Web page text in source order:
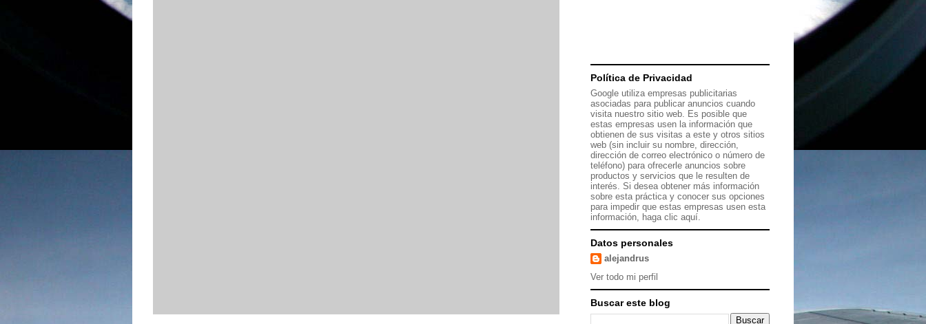
Política de Privacidad
Google utiliza empresas publicitarias
asociadas para publicar anuncios cuando
visita nuestro sitio web. Es posible que
estas empresas usen la información que
obtienen de sus visitas a este y otros sitios
web (sin incluir su nombre, dirección,
dirección de correo electrónico o número de
teléfono) para ofrecerle anuncios sobre
productos y servicios que le resulten de
interés. Si desea obtener más información
sobre esta práctica y conocer sus opciones
para impedir que estas empresas usen esta
información, haga clic aquí.
Datos personales
alejandrus
Ver todo mi perfil
Buscar este blog